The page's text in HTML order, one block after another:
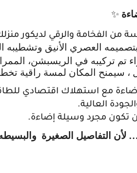
✨
الفخامة والرقي لديكور
بتصميمه العصري الأنيق وتشطيبه
تم تركيبه في الريسبشن،
سيمنح المكان لمسة راقية
مع استهلاك اقتصادي
العالية.
تكون مجرد وسيلة إضاءة.
التفاصيل الصغيرة